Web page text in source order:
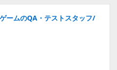
ームのQA・テストスタッフ/